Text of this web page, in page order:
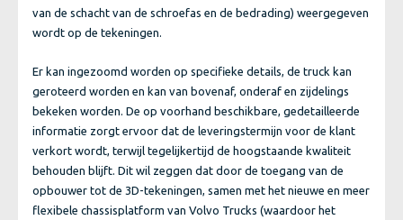
van de schacht van de schroefas en de bedrading) weergegeven
wordt op de tekeningen.
Er kan ingezoomd worden op specifieke details, de truck kan
geroteerd worden en kan van bovenaf, onderaf en zijdelings
bekeken worden. De op voorhand beschikbare, gedetailleerde
informatie zorgt ervoor dat de leveringstermijn voor de klant
verkort wordt, terwijl tegelijkertijd de hoogstaande kwaliteit
behouden blijft. Dit wil zeggen dat door de toegang van de
opbouwer tot de 3D-tekeningen, samen met het nieuwe en meer
flexibele chassisplatform van Volvo Trucks (waardoor het